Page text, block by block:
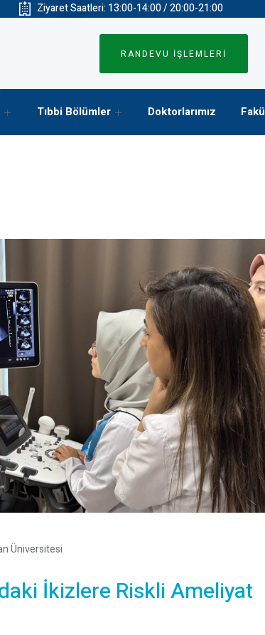
Ziyaret Saatleri: 13:00-14:00 / 20:00-21:00
RANDEVU İŞLEMLERİ
Tıbbi Bölümler Doktorlarımız
Üniversitesi
İkizlere Riskli Ameliyat